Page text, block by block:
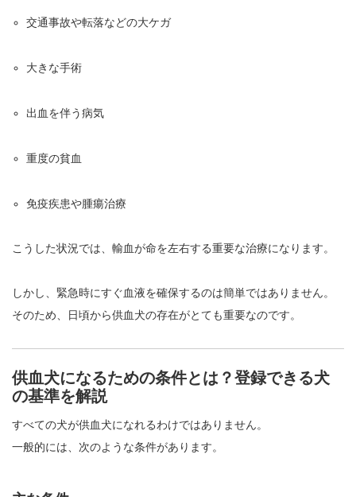
交通事故や転落などの大ケガ
大きな手術
出血を伴う病気
重度の貧血
免疫疾患や腫瘍治療
こうした状況では、輸血が命を左右する重要な治療になります。
しかし、緊急時にすぐ血液を確保するのは簡単ではありません。
そのため、日頃から供血犬の存在がとても重要なのです。
供血犬になるための条件とは？登録できる犬
の基準を解説
すべての犬が供血犬になれるわけではありません。
一般的には、次のような条件があります。